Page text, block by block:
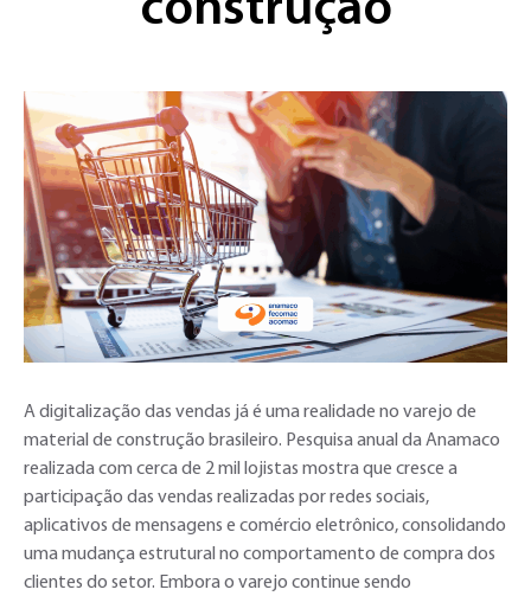
construção
A digitalização das vendas já é uma realidade no varejo de
material de construção brasileiro. Pesquisa anual da Anamaco
realizada com cerca de 2 mil lojistas mostra que cresce a
participação das vendas realizadas por redes sociais,
aplicativos de mensagens e comércio eletrônico, consolidando
uma mudança estrutural no comportamento de compra dos
clientes do setor. Embora o varejo continue sendo